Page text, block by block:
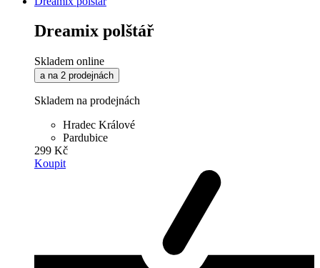
Dreamix polštář
Skladem online
a na 2 prodejnách
Skladem na prodejnách
Hradec Králové
Pardubice
299 Kč
Koupit